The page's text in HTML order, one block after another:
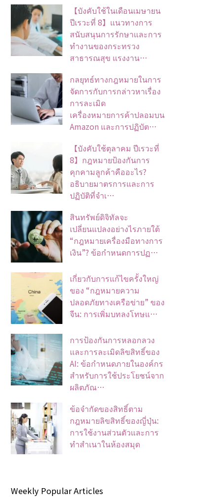
【บังคับใช้ในเดือนเมษายน
ปีเรวะที่ 8】แนวทางการ
สนับสนุนการรักษาและการ
ทำงานของกระทรวง
สาธารณสุข แรงงาน…
กลยุทธ์ทางกฎหมายในการ
จัดการกับการกล่าวหาเรื่อง
การละเมิด
เครื่องหมายการค้าปลอมบน
Amazon และการปฏิบัต…
【บังคับใช้ตุลาคม ปีเรวะที่
8】กฎหมายป้องกันการ
คุกคามลูกค้าคืออะไร?
อธิบายมาตรการและการ
ปฏิบัติที่จำเ…
สินทรัพย์ดิจิทัลจะ
เปลี่ยนแปลงอย่างไรภายใต้
“กฎหมายเครื่องมือทางการ
เงิน”? ข้อกำหนดการปฏ…
เกี่ยวกับการแก้ไขครั้งใหญ่
ของ “กฎหมายความ
ปลอดภัยทางเครือข่าย” ของ
จีน: การเพิ่มบทลงโทษแ…
การป้องกันการหลอกลวง
และการละเมิดลิขสิทธิ์ของ
AI: ข้อกำหนดภายในองค์กร
สำหรับการใช้ประโยชน์จาก
ผลิตภัณ…
ข้อจํากัดของสิทธิ์ตาม
กฎหมายลิขสิทธิ์ของญี่ปุ่น:
การใช้งานส่วนตัวและการ
ทําสําเนาในห้องสมุด
Weekly Popular Articles